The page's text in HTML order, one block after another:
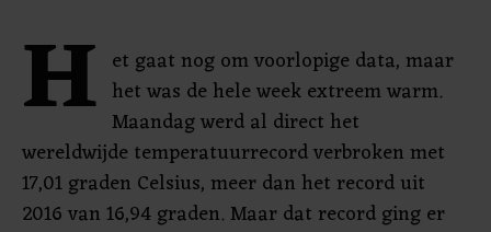
H et gaat nog om voorlopige data, maar
het was de hele week extreem warm.
Maandag werd al direct het
wereldwijde temperatuurrecord verbroken met
17,01 graden Celsius, meer dan het record uit
2016 van 16,94 graden. Maar dat record ging er